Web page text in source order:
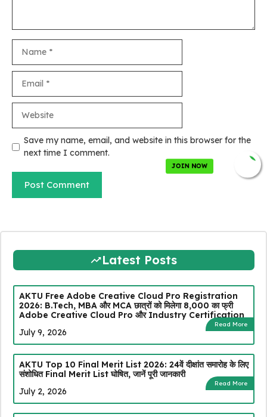
Save my name, email, and website in this browser for the
next time I comment.
Latest Posts
AKTU Free Adobe Creative Cloud Pro Registration
2026: B.Tech, MBA और MCA छात्रों को मिलेगा ₹8,000 का फ्री
Adobe Creative Cloud Pro और Industry Certification
Read More
July 9, 2026
AKTU Top 10 Final Merit List 2026: 24वें दीक्षांत समारोह के लिए
संशोधित Final Merit List घोषित, जानें पूरी जानकारी
Read More
July 2, 2026
JOIN NOW